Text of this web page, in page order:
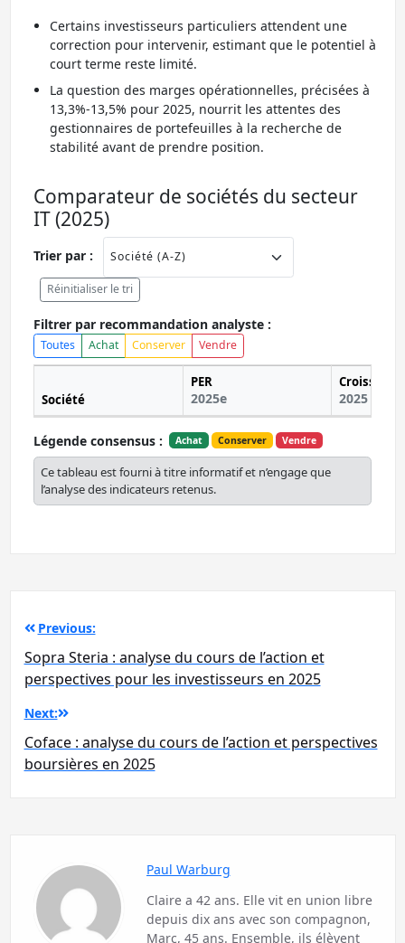
Certains investisseurs particuliers attendent une
correction pour intervenir, estimant que le potentiel à
court terme reste limité.
La question des marges opérationnelles, précisées à
13,3%-13,5% pour 2025, nourrit les attentes des
gestionnaires de portefeuilles à la recherche de
stabilité avant de prendre position.
Comparateur de sociétés du secteur
IT (2025)
Trier par :
Réinitialiser le tri
Filtrer par recommandation analyste :
Toutes Achat Conserver Vendre
Société
PER
2025e
Croissance
2025 (%)
Légende consensus : Achat Conserver Vendre
Ce tableau est fourni à titre informatif et n’engage que
l’analyse des indicateurs retenus.
Navigation
de
l’article
Previous:
Sopra Steria : analyse du cours de l’action et
perspectives pour les investisseurs en 2025
Next:
Coface : analyse du cours de l’action et perspectives
boursières en 2025
Paul Warburg
Claire a 42 ans. Elle vit en union libre
depuis dix ans avec son compagnon,
Marc, 45 ans. Ensemble, ils élèvent